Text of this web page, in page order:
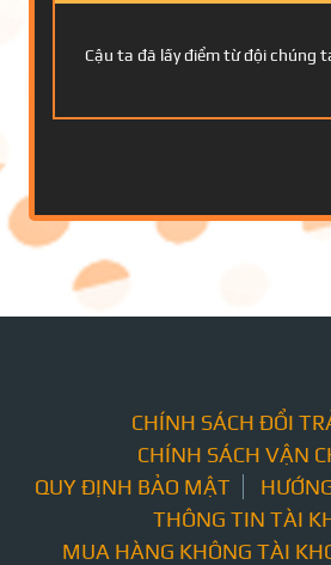
Cậu ta đã lấy điểm từ đội chúng
CHÍNH SÁCH ĐỔI
CHÍNH SÁCH VẬN
QUY ĐỊNH BẢO MẬT
THÔNG TIN TÀI
MUA HÀNG KHÔNG TÀI